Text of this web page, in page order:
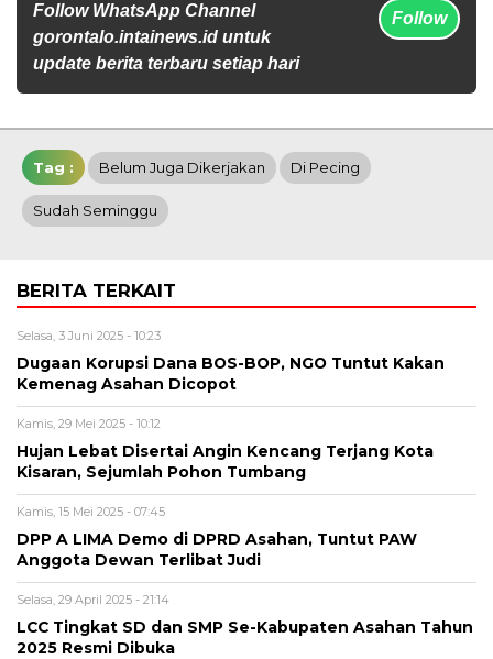
Follow WhatsApp Channel
gorontalo.intainews.id untuk
update berita terbaru setiap hari
Follow
Tag : Belum Juga Dikerjakan Di Pecing
Sudah Seminggu
BERITA TERKAIT
Selasa, 3 Juni 2025 - 10:23
Dugaan Korupsi Dana BOS-BOP, NGO Tuntut Kakan
Kemenag Asahan Dicopot
Kamis, 29 Mei 2025 - 10:12
Hujan Lebat Disertai Angin Kencang Terjang Kota
Kisaran, Sejumlah Pohon Tumbang
Kamis, 15 Mei 2025 - 07:45
DPP A LIMA Demo di DPRD Asahan, Tuntut PAW
Anggota Dewan Terlibat Judi
Selasa, 29 April 2025 - 21:14
LCC Tingkat SD dan SMP Se-Kabupaten Asahan Tahun
2025 Resmi Dibuka